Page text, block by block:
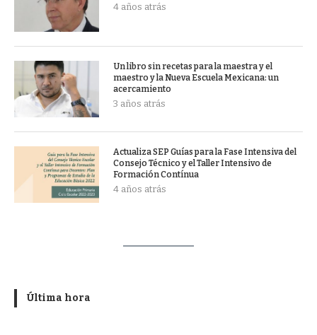
4 años atrás
Un libro sin recetas para la maestra y el
maestro y la Nueva Escuela Mexicana: un
acercamiento
3 años atrás
Actualiza SEP Guías para la Fase Intensiva del
Consejo Técnico y el Taller Intensivo de
Formación Contínua
4 años atrás
Última hora